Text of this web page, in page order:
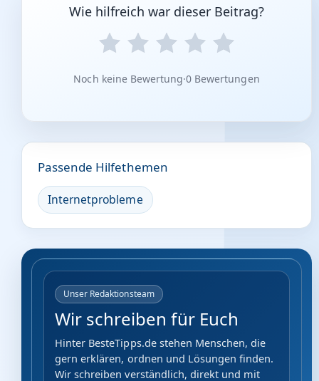
Wie hilfreich war dieser Beitrag?
Noch keine Bewertung·0 Bewertungen
Passende Hilfethemen
Internetprobleme
Unser Redaktionsteam
Wir schreiben für Euch
Hinter BesteTipps.de stehen Menschen, die
gern erklären, ordnen und Lösungen finden.
Wir schreiben verständlich, direkt und mit